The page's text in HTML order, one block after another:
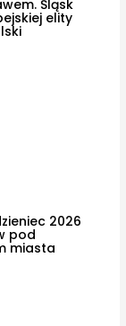
Śląsk
elity
2026
pod
miasta